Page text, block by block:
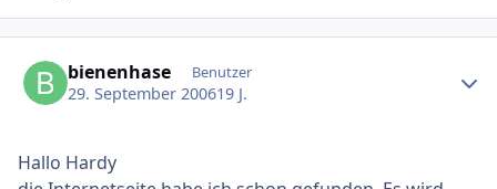
bienenhase Benutzer
29. September 200619 J.
Hallo Hardy